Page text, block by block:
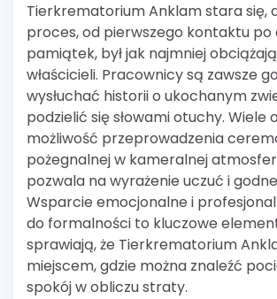
Tierkrematorium Anklam stara się,
proces, od pierwszego kontaktu po
pamiątek, był jak najmniej
właścicieli. Pracownicy są zawsze
wysłuchać historii o ukochanym
podzielić się słowami otuchy. Wiele
możliwość przeprowadzenia
pożegnalnej w kameralnej
pozwala na wyrażenie uczuć i
Wsparcie emocjonalne i
do formalności to kluczowe
sprawiają, że Tierkrematorium
miejscem, gdzie można znaleźć
spokój w obliczu straty.